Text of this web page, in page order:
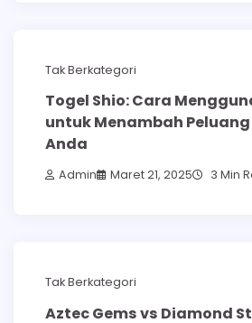
Tak Berkategori
Togel Shio: Cara
untuk Menambah
Anda
Admin Maret 21, 2025 3 Min
Tak Berkategori
Aztec Gems vs Diamond